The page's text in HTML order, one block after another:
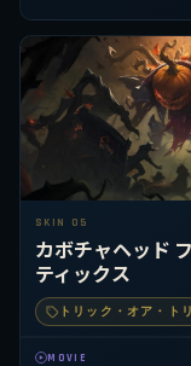
SKIN 05
カボチャヘッド
ティックス
トリック・オア・ト
MOVIE